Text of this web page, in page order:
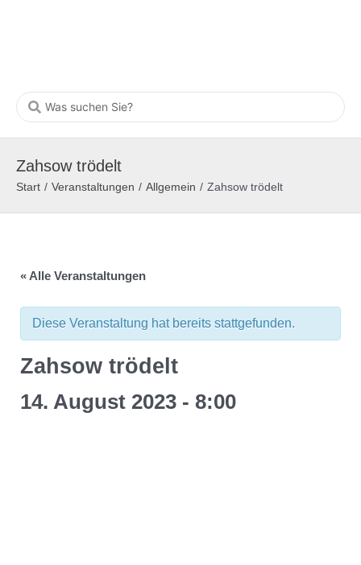
Zahsow trödelt
Start / Veranstaltungen / Allgemein / Zahsow trödelt
« Alle Veranstaltungen
Diese Veranstaltung hat bereits stattgefunden.
Zahsow trödelt
14. August 2023 - 8:00